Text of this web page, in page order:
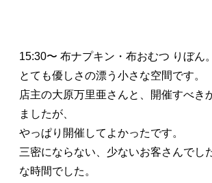
15:30〜 布ナプキン・布おむつ りぼん。
とても優しさの漂う小さな空間です。
店主の大原万里亜さんと、開催すべき
ましたが、
やっぱり開催してよかったです。
三密にならない、少ないお客さんでし
な時間でした。